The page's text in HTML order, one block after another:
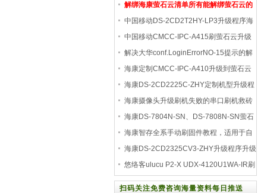
成海康威视固件
解绑海康萤石云清单所有能解绑萤石云的
都在这
中国移动DS-2CD2T2HY-LP3升级程序海
康升级包升级后
中国移动CMCC-IPC-A415刷萤石云升级
程序 V5.5.120 b
解决大华conf.LoginErrorNO-15提示的解
决方法
海康定制CMCC-IPC-A410升级到萤石云
V5.5.120 build 22
海康DS-2CD2225C-ZHY定制机型升级程
序刷机方法及固
海康摄像头升级刷机失败的串口刷机救砖
方法
海康DS-7804N-SN、DS-7808N-SN萤石
云升级程序：V3.0.
海康智存全系手动刷固件教程，适用于自
动升级
海康DS-2CD2325CV3-ZHY升级程序升级
后支持海康及第
悠络客ulucu P2-X UDX-4120U1WA-IR刷
海康萤石云固件包
扫码关注免费咨询海量资料每日推送